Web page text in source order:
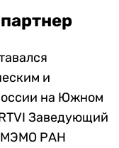
и
на Южном
Заведующий
РАН